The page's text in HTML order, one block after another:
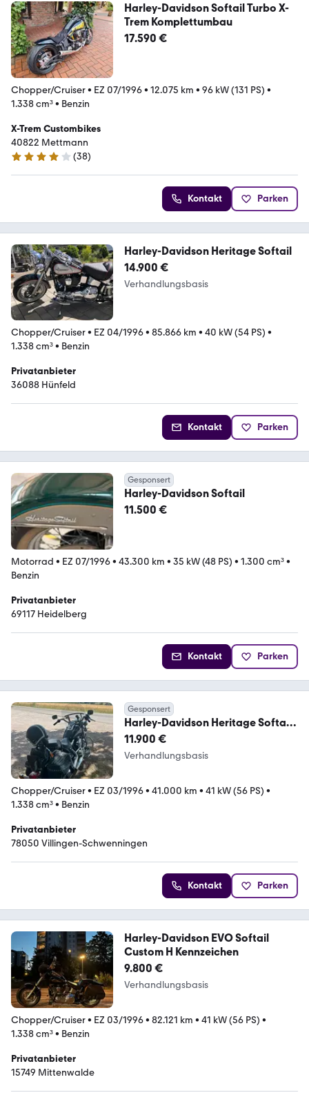
Harley-Davidson Softail Turbo X-
Trem Komplettumbau
17.590 €
Chopper/Cruiser• EZ 07/1996• 12.075 km • 96 kW (131 PS) •
1.338 cm³• Benzin
X-Trem Custombikes
40822 Mettmann
4 Sterne
(38)
Kontakt Parken
Harley-Davidson Heritage Softail
14.900 €
Verhandlungsbasis
Chopper/Cruiser• EZ 04/1996• 85.866 km • 40 kW (54 PS) •
1.338 cm³• Benzin
Privatanbieter
36088 Hünfeld
Kontakt Parken
Gesponsert
Harley-Davidson Softail
11.500 €
Motorrad • EZ 07/1996• 43.300 km • 35 kW (48 PS) • 1.300 cm³•
Benzin
Privatanbieter
69117 Heidelberg
Kontakt Parken
Gesponsert
Harley-Davidson Heritage Softail
Classic
11.900 €
Verhandlungsbasis
Chopper/Cruiser• EZ 03/1996• 41.000 km • 41 kW (56 PS) •
1.338 cm³• Benzin
Privatanbieter
78050 Villingen-Schwenningen
Kontakt Parken
Harley-Davidson EVO Softail
Custom H Kennzeichen
9.800 €
Verhandlungsbasis
Chopper/Cruiser• EZ 03/1996• 82.121 km • 41 kW (56 PS) •
1.338 cm³• Benzin
Privatanbieter
15749 Mittenwalde